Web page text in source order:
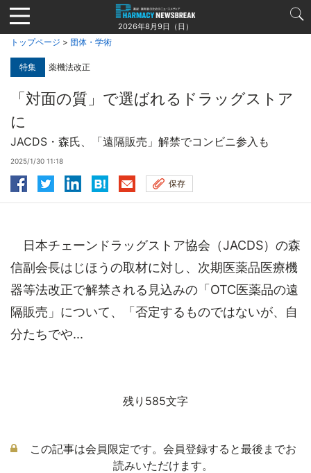
Jump
to
navigation
2026年8月9日（日）
トップページ > 団体・学術
特集 薬機法改正
「対面の質」で選ばれるドラッグストア
に
JACDS・森氏、「遠隔販売」解禁でコンビニ参入も
2025/1/30 11:18
保存
日本チェーンドラッグストア協会（JACDS）の森
信副会長はじほうの取材に対し、次期医薬品医療機
器等法改正で解禁される見込みの「OTC医薬品の遠
隔販売」について、「否定するものではないが、自
分たちでや...
残り585文字
この記事は会員限定です。会員登録すると最後までお
読みいただけます。